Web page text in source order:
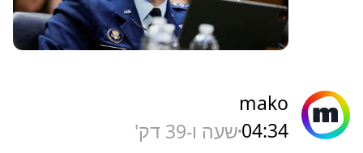
mako
04:34שעה ו-39 דק'